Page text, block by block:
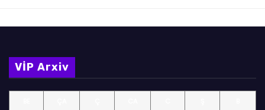
VİP Arxiv